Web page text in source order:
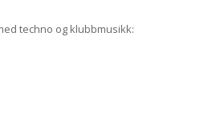
techno og klubbmusikk: